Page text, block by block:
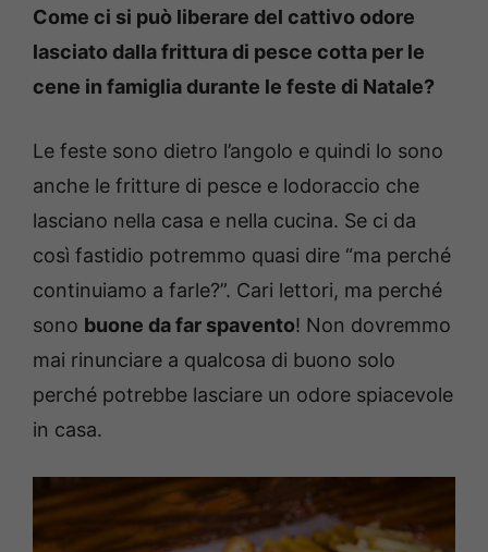
Come ci si può liberare del cattivo odore
lasciato dalla frittura di pesce cotta per le
cene in famiglia durante le feste di Natale?
Le feste sono dietro l’angolo e quindi lo sono
anche le fritture di pesce e lodoraccio che
lasciano nella casa e nella cucina. Se ci da
così fastidio potremmo quasi dire “ma perché
continuiamo a farle?”. Cari lettori, ma perché
sono buone da far spavento! Non dovremmo
mai rinunciare a qualcosa di buono solo
perché potrebbe lasciare un odore spiacevole
in casa.